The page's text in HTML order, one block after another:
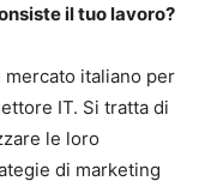
il tuo lavoro?
mercato italiano per
IT. Si tratta di
le loro
di marketing